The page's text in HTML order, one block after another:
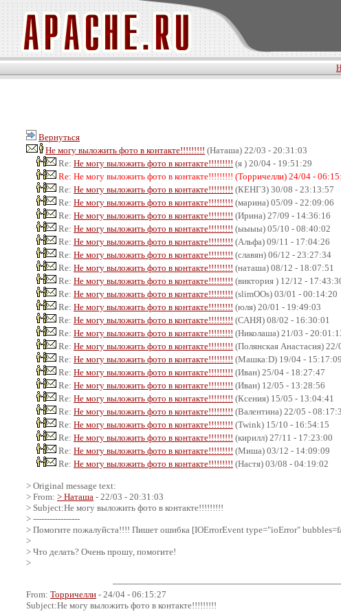
Вернуться
Не могу выложить фото в контакте!!!!!!!!! (Наташа) 22/03 - 20:31:03
Re: Не могу выложить фото в контакте!!!!!!!!! (я ) 20/04 - 19:51:29
Re: Не могу выложить фото в контакте!!!!!!!!! (Торричелли) 24/04 -
Re: Не могу выложить фото в контакте!!!!!!!!! (КЕНГЗ) 30/08 - 23:13:57
Re: Не могу выложить фото в контакте!!!!!!!!! (марина) 05/09 - 22:09:06
Re: Не могу выложить фото в контакте!!!!!!!!! (Ирина) 27/09 - 14:36:16
Re: Не могу выложить фото в контакте!!!!!!!!! (ыыыы) 05/10 - 08:40:02
Re: Не могу выложить фото в контакте!!!!!!!!! (Альфа) 09/11 - 17:04:26
Re: Не могу выложить фото в контакте!!!!!!!!! (славян) 06/12 - 23:27:34
Re: Не могу выложить фото в контакте!!!!!!!!! (наташа) 08/12 - 18:07:51
Re: Не могу выложить фото в контакте!!!!!!!!! (виктория ) 12/12 -
Re: Не могу выложить фото в контакте!!!!!!!!! (slimOOs) 03/01 - 00:14:20
Re: Не могу выложить фото в контакте!!!!!!!!! (юля) 20/01 - 19:49:03
Re: Не могу выложить фото в контакте!!!!!!!!! (САНЯ) 08/02 - 16:30:01
Re: Не могу выложить фото в контакте!!!!!!!!! (Николаша) 21/03 -
Re: Не могу выложить фото в контакте!!!!!!!!! (Полянская Анастасия)
Re: Не могу выложить фото в контакте!!!!!!!!! (Машка:D) 19/04 - 15:17:09
Re: Не могу выложить фото в контакте!!!!!!!!! (Иван) 25/04 - 18:27:47
Re: Не могу выложить фото в контакте!!!!!!!!! (Иван) 12/05 - 13:28:56
Re: Не могу выложить фото в контакте!!!!!!!!! (Ксения) 15/05 - 13:04:41
Re: Не могу выложить фото в контакте!!!!!!!!! (Валентина) 22/05 -
Re: Не могу выложить фото в контакте!!!!!!!!! (Twink) 15/10 - 16:54:15
Re: Не могу выложить фото в контакте!!!!!!!!! (кирилл) 27/11 - 17:23:00
Re: Не могу выложить фото в контакте!!!!!!!!! (Миша) 03/12 - 14:09:09
Re: Не могу выложить фото в контакте!!!!!!!!! (Настя) 03/08 - 04:19:02
> Original message text:
> From: > Наташа - 22/03 - 20:31:03
> Subject:Не могу выложить фото в контакте!!!!!!!!!
> -----------------
> Помогите пожалуйста!!!! Пишет ошибка [IOErrorEvent type="ioError"
>
> Что делать? Очень прошу, помогите!
>
From: Торричелли - 24/04 - 06:15:27
Subject:Не могу выложить фото в контакте!!!!!!!!!